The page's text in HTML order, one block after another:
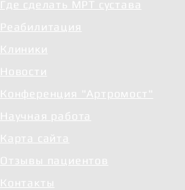
Холодноплазменный аблятор
ткани сплавляя их. В отличие
основных прибора для
при артроскопии коленного
выделения ткани в суставе,
связок, которые сокращаются
мощный и может быть
Где сделать МРТ сустава
Реабилитация
Клиники
Новости
Конференция "Артромост"
Научная работа
Карта сайта
Отзывы пациентов
Контакты